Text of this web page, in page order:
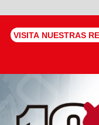
VISITA NUESTRAS